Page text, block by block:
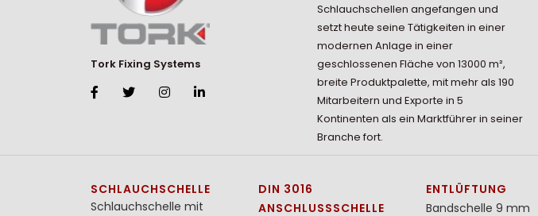
Tork Fixing Systems
Schlauchschellen angefangen und
setzt heute seine Tätigkeiten in einer
modernen Anlage in einer
geschlossenen Fläche von 13000 m²,
breite Produktpalette, mit mehr als 190
Mitarbeitern und Exporte in 5
Kontinenten als ein Marktführer in seiner
Branche fort.
SCHLAUCHSCHELLE
Schlauchschelle mit
DIN 3016
ANSCHLUSSSCHELLE
ENTLÜFTUNG
Bandschelle 9 mm